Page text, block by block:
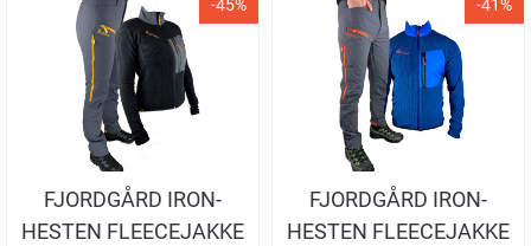
-45%
FJORDGÅRD IRON-
HESTEN FLEECEJAKKE
-41%
FJORDGÅRD IRON-
HESTEN FLEECEJAKKE